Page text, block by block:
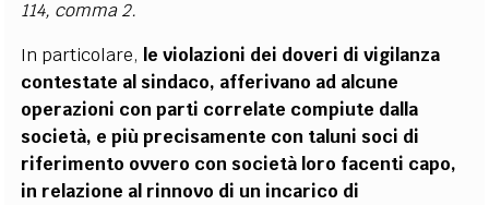
114, comma 2.
In particolare, le violazioni dei doveri di vigilanza
contestate al sindaco, afferivano ad alcune
operazioni con parti correlate compiute dalla
società, e più precisamente con taluni soci di
riferimento ovvero con società loro facenti capo,
in relazione al rinnovo di un incarico di